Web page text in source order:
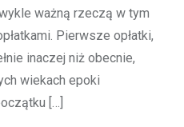
ważną rzeczą w tym
Pierwsze opłatki,
inaczej niż obecnie,
wiekach epoki
[…]